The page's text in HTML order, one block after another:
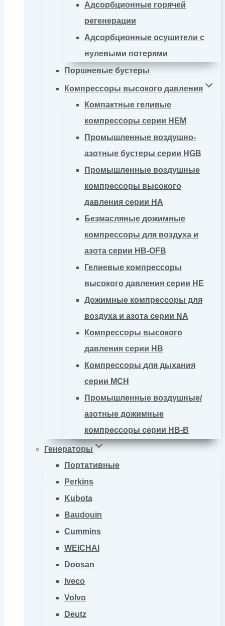
Адсорбционные горячей
регенерации
Адсорбционные осушители с
нулевыми потерями
Поршневые бустеры
Компрессоры высокого давления
Компактные геливые
компрессоры серии HEM
Промышленные воздушно-
азотные бустеры серии HGB
Промышленные воздушные
компрессоры высокого
давления серии HA
Безмасляные дожимные
компрессоры для воздуха и
азота серии HB-OFB
Гелиевые компрессоры
высокого давления серии HE
Дожимные компрессоры для
воздуха и азота серии NA
Компрессоры высокого
давления серии HB
Компрессоры для дыхания
серии MCH
Промышленные воздушные/
азотные дожимные
компрессоры серии HB-B
Генераторы
Портативные
Perkins
Kubota
Baudouin
Cummins
WEICHAI
Doosan
Iveco
Volvo
Deutz